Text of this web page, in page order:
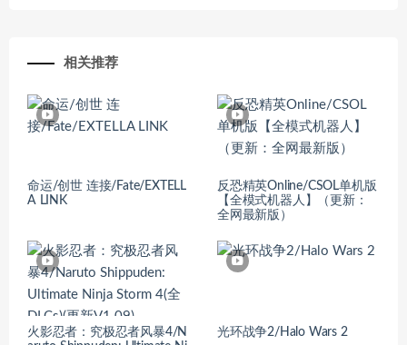
相关推荐
命运/创世 连接/Fate/EXTELL
A LINK
反恐精英Online/CSOL单机版
【全模式机器人】（更新：
全网最新版）
火影忍者：究极忍者风暴4/N
光环战争2/Halo Wars 2